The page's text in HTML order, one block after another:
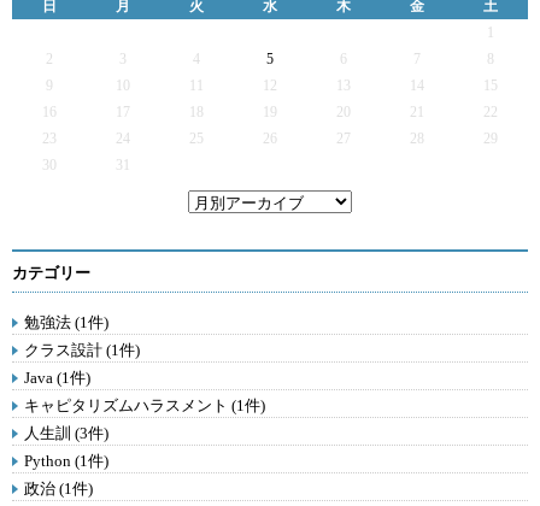
日 月 火 水 木 金
土
2
3 4 5 6 7
9
12 13 14
15
16
17 19 20 21
22
23
24 25 26 27 28
29
30
31
カテゴリー
勉強法 (1件)
クラス設計 (1件)
Java (1件)
キャピタリズムハラスメント (1件)
人生訓 (3件)
Python (1件)
政治 (1件)